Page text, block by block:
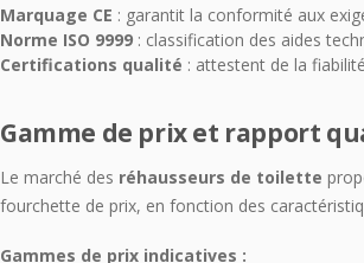
Marquage CE : garantit la conformité aux
Norme ISO 9999 : classification des aides
Certifications qualité : attestent de la
Gamme de prix et rapport
Le marché des réhausseurs de toilette
fourchette de prix, en fonction des
Gammes de prix indicatives :